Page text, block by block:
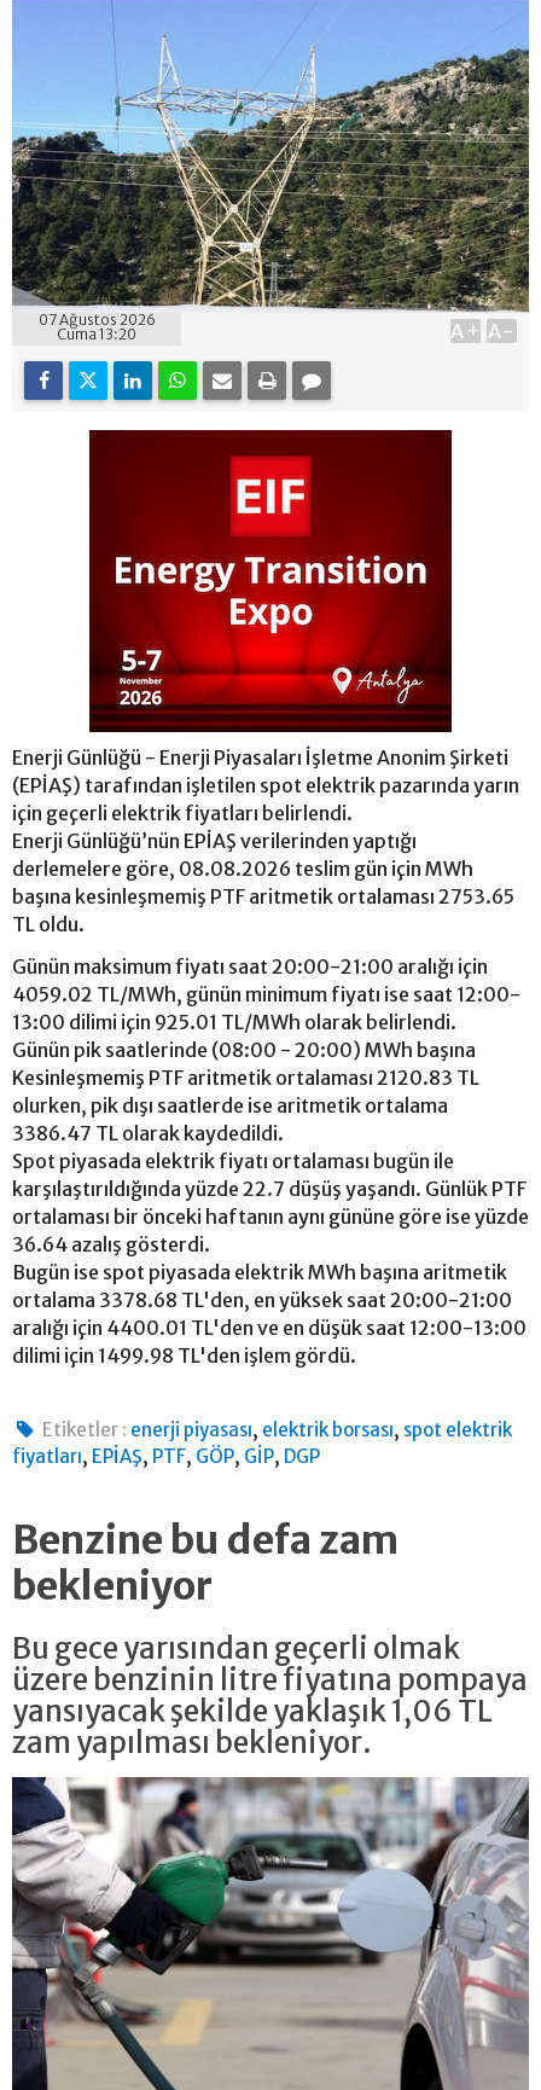
07 Ağustos 2026
Cuma 13:20
A+ A-
Enerji Günlüğü - Enerji Piyasaları İşletme Anonim Şirketi
(EPİAŞ) tarafından işletilen spot elektrik pazarında yarın
için geçerli elektrik fiyatları belirlendi.
Enerji Günlüğü’nün EPİAŞ verilerinden yaptığı
derlemelere göre, 08.08.2026 teslim gün için MWh
başına kesinleşmemiş PTF aritmetik ortalaması 2753.65
TL oldu.
Günün maksimum fiyatı saat 20:00-21:00 aralığı için
4059.02 TL/MWh, günün minimum fiyatı ise saat 12:00-
13:00 dilimi için 925.01 TL/MWh olarak belirlendi.
Günün pik saatlerinde (08:00 - 20:00) MWh başına
Kesinleşmemiş PTF aritmetik ortalaması 2120.83 TL
olurken, pik dışı saatlerde ise aritmetik ortalama
3386.47 TL olarak kaydedildi.
Spot piyasada elektrik fiyatı ortalaması bugün ile
karşılaştırıldığında yüzde 22.7 düşüş yaşandı. Günlük PTF
ortalaması bir önceki haftanın aynı gününe göre ise yüzde
36.64 azalış gösterdi.
Bugün ise spot piyasada elektrik MWh başına aritmetik
ortalama 3378.68 TL'den, en yüksek saat 20:00-21:00
aralığı için 4400.01 TL'den ve en düşük saat 12:00-13:00
dilimi için 1499.98 TL'den işlem gördü.
Etiketler : enerji piyasası, elektrik borsası, spot elektrik
fiyatları, EPİAŞ, PTF, GÖP, GİP, DGP
Benzine bu defa zam
bekleniyor
Bu gece yarısından geçerli olmak
üzere benzinin litre fiyatına pompaya
yansıyacak şekilde yaklaşık 1,06 TL
zam yapılması bekleniyor.